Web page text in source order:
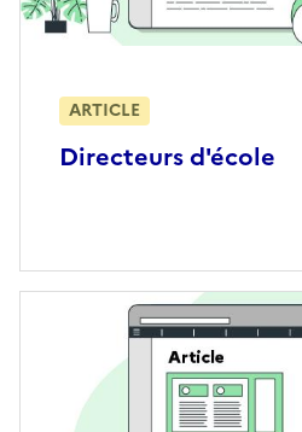
Directeurs d'école
ARTICLE